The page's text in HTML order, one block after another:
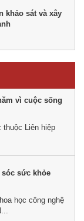
khảo sát và xây
vì cuộc sống
thuộc Liên hiệp
sóc sức khỏe
học công nghệ